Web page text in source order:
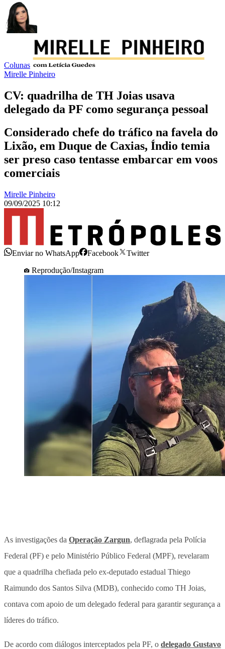
Colunas
Mirelle Pinheiro
CV: quadrilha de TH Joias usava
delegado da PF como segurança pessoal
Considerado chefe do tráfico na favela do
Lixão, em Duque de Caxias, Índio temia
ser preso caso tentasse embarcar em voos
comerciais
Mirelle Pinheiro
09/09/2025 10:12
Enviar no WhatsApp Facebook
Twitter
Reprodução/Instagram
As investigações da Operação Zargun, deflagrada pela Polícia
Federal (PF) e pelo Ministério Público Federal (MPF), revelaram
que a quadrilha chefiada pelo ex-deputado estadual Thiego
Raimundo dos Santos Silva (MDB), conhecido como TH Joias,
contava com apoio de um delegado federal para garantir segurança a
líderes do tráfico.
De acordo com diálogos interceptados pela PF, o delegado Gustavo